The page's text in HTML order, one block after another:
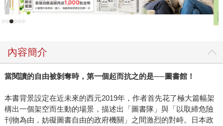
內容簡介
當閱讀的自由被剝奪時，第一個起而抗之的是──圖書館！
本書背景設定在近未來的西元2019年，作者首先花了極大篇幅架
構出一個架空而生動的場景，描述出「圖書隊」與「以取締危險
刊物為由，妨礙圖書自由的政府機關」之間激烈的對峙。日本政